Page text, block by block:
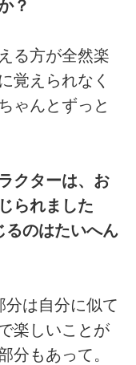
？
る方が全然楽
覚えられなく
ゃんとずっと
クターは、お
られました
るのはたいへん
は自分に似て
楽しいことが
分もあって。